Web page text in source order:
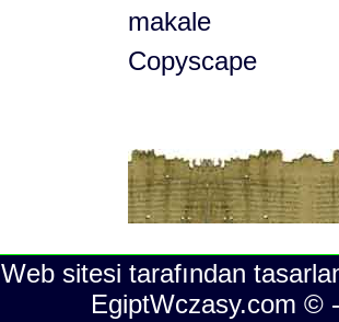
Web sitesi tarafından
EgiptWczasy.com ©